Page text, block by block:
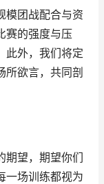
模团战配合与资
赛的强度与压
此外，我们将定
所欲言，共同剖
期望，期望你们
一场训练都视为